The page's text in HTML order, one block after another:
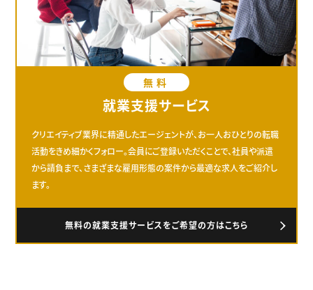
無料
就業支援サービス
クリエイティブ業界に精通したエージェントが、お一人おひとりの転職
活動をきめ細かくフォロー。会員にご登録いただくことで、社員や派遣
から請負まで、さまざまな雇用形態の案件から最適な求人をご紹介し
ます。
無料の就業支援サービスをご希望の方はこちら